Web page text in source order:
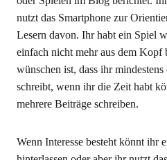
nutzt das Smartphone zur
Lesern davon. Ihr habt ein Spiel
einfach nicht mehr aus dem Kopf
wünschen ist, dass ihr
schreibt, wenn ihr die Zeit habt
mehrere Beiträge schreiben.
Wenn Interesse besteht könnt ihr